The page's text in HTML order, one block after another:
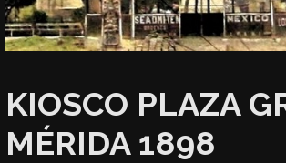
KIOSCO PLAZA
MÉRIDA 1898